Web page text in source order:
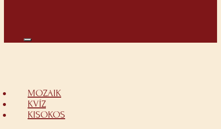
MOZAIK
KVÍZ
KISOKOS